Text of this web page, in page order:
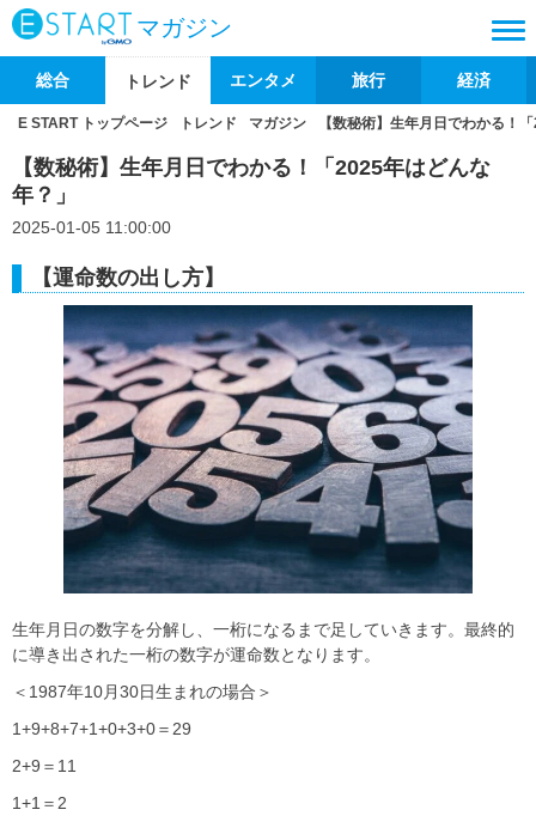
マガジン
総合 トレンド エンタメ 旅行 経済
E START トップページ トレンド マガジン 【数秘術】生年月日でわかる！
【数秘術】生年月日でわかる！「2025年はどんな
年？」
2025-01-05 11:00:00
【運命数の出し方】
生年月日の数字を分解し、一桁になるまで足していきます。最終的
に導き出された一桁の数字が運命数となります。
＜1987年10月30日生まれの場合＞
1+9+8+7+1+0+3+0＝29
2+9＝11
1+1＝2